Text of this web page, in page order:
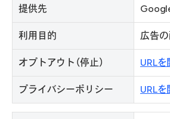
提供先
利用目的 広告
オプトアウト（停止） URLを
プライバシーポリシー URLを